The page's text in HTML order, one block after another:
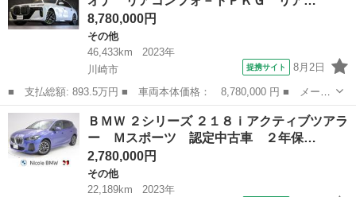
8,780,000円
その他
46,433km
2023年
川崎市
提携サイト 8月2日
■ 支払総額: 893.5万円 ■ 車両本体価格： 8,780,000 円 ■ メーカ
ー名： ＢＭＷ ■ 車種名： ７シリーズ ■ グレード名： ７４０
ｉ Ｍスポーツ １オナ リアコンフォ－トＰＫＧ リアエンタ シ
アタ－ス...
神奈川 川崎市
ＢＭＷ ２シリーズ ２１８ｉアクティブツアラ
ー Ｍスポーツ 認定中古車 ２年保…
2,780,000円
その他
22,189km
2023年